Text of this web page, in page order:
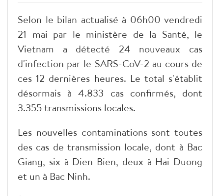
Selon le bilan actualisé à 06h00 vendredi
21 mai par le ministère de la Santé, le
Vietnam a détecté 24 nouveaux cas
d'infection par le SARS-CoV-2 au cours de
ces 12 dernières heures. Le total s'établit
désormais à 4.833 cas confirmés, dont
3.355 transmissions locales.
Les nouvelles contaminations sont toutes
des cas de transmission locale, dont à Bac
Giang, six à Dien Bien, deux à Hai Duong
et un à Bac Ninh.